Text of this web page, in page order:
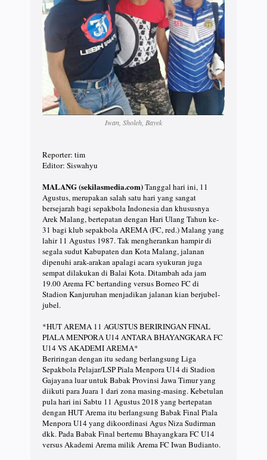
Iwan, Sholeh, Bayek
Reporter: tim
Editor: Siswahyu
MALANG (sekilasmedia.com)Tanggal hari ini, 11
Agustus, merupakan salah satu hari yang sangat
bersejarah bagi sepakbola Indonesia dan khususnya
Arek Malang, bertepatan dengan Hari Ulang Tahun ke-
31 bagi klub sepakbola AREMA (FC, red.) Malang yang
lahir 11 Agustus 1987. Tak mengherankan hampir di
segala sudut Kabupaten dan Kota Malang, jalanan
dipenuhi arak-arakan apalagi acara syukuran juga
sempat dilakukan di Balai Kota. Ditambah ada jam
19.00 Arema FC bertanding versus Borneo FC di
Stadion Kanjuruhan menjadikan jalanan kian berjubel-
jubel.
*HUT AREMA 11 AGUSTUS BERIRINGAN FINAL
PIALA MENPORA U14 ANTARA BHAYANGKARA FC
U14 VS AKADEMI AREMA*
Beriringan dengan itu sedang berlangsung Liga
Sepakbola Pelajar/LSP Piala Menpora U14 di Stadion
Gajayana luar untuk Babak Provinsi Jawa Timur yang
diikuti para Juara 1 dari zona masing-masing. Kebetulan
pula hari ini Sabtu 11 Agustus 2018 yang bertepatan
dengan HUT Arema itu berlangsung Babak Final Piala
Menpora U14 yang dikoordinasi Agus Niza Sudirman
dkk. Pada Babak Final bertemu Bhayangkara FC U14
versus Akademi Arema milik Arema FC Iwan Budianto.